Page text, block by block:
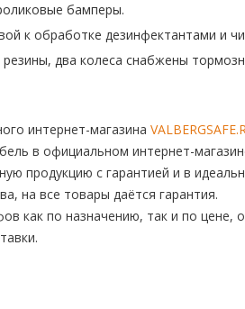
бамперы.
к обработке дезинфектантами и
два колеса снабжены
интернет-магазина
в официальном интернет-
продукцию с гарантией и в
на все товары даётся гарантия.
как по назначению, так и по цене,